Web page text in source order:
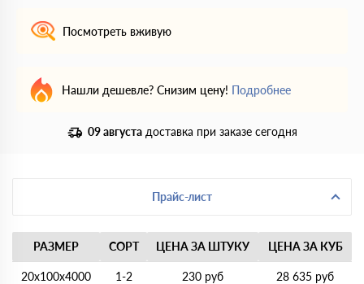
Посмотреть вживую
Нашли дешевле? Снизим цену! Подробнее
09 августа доставка при заказе сегодня
Прайс-лист
РАЗМЕР СОРТ ЦЕНА ЗА ШТУКУ ЦЕНА ЗА КУБ
20х100х4000 1-2 230 руб 28 635 руб